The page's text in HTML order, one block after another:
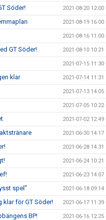
Söder! 2021-08-20 12:00
2021-08-19 16:00
2021-08-16 11:00
GT Söder! 2021-08-10 10:21
2021-07-15 11:30
klar 2021-07-14 11:31
2021-07-13 14:05
2021-07-05 10:22
2021-07-02 12:49
2021-06-30 14:17
2021-06-28 14:31
2021-06-24 10:21
2021-06-23 14:07
spel" 2021-06-18 09:14
klar för GT Söder! 2021-06-17 11:39
BP! 2021-06-16 12:25